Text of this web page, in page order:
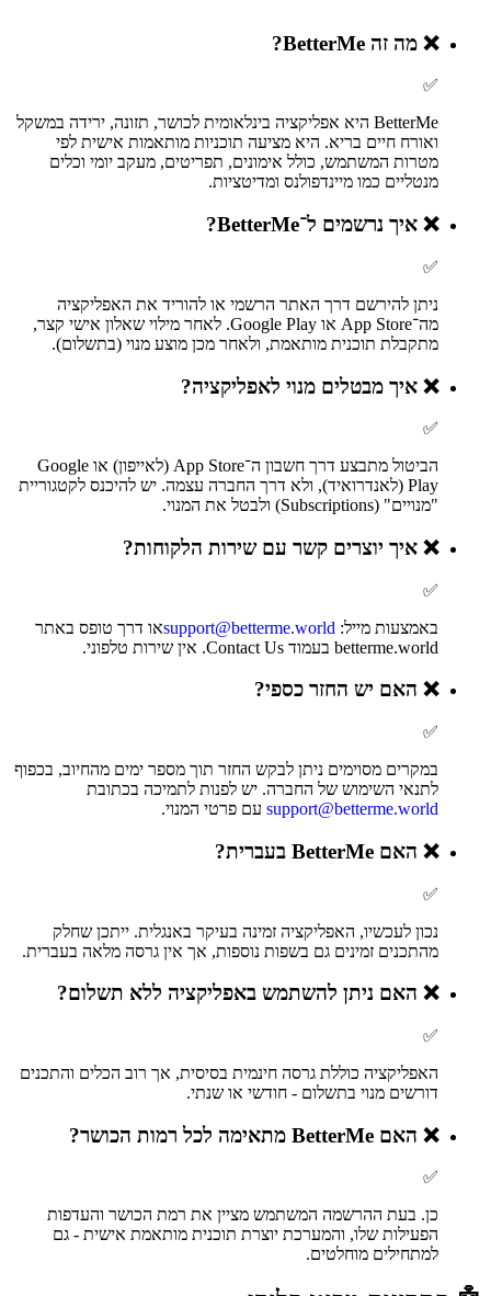
❌ מה זה BetterMe?
✅
BetterMe היא אפליקציה בינלאומית לכושר, תזונה, ירידה במשקל
ואורח חיים בריא. היא מציעה תוכניות מותאמות אישית לפי
מטרות המשתמש, כולל אימונים, תפריטים, מעקב יומי וכלים
מנטליים כמו מיינדפולנס ומדיטציות.
❌ איך נרשמים ל־BetterMe?
✅
ניתן להירשם דרך האתר הרשמי או להוריד את האפליקציה
מה־App Store או Google Play. לאחר מילוי שאלון אישי קצר,
מתקבלת תוכנית מותאמת, ולאחר מכן מוצע מנוי (בתשלום).
❌ איך מבטלים מנוי לאפליקציה?
✅
הביטול מתבצע דרך חשבון ה־App Store (לאייפון) או Google
Play (לאנדרואיד), ולא דרך החברה עצמה. יש להיכנס לקטגוריית
"מנויים" (Subscriptions) ולבטל את המנוי.
❌ איך יוצרים קשר עם שירות הלקוחות?
✅
באמצעות מייל: support@betterme.worldאו דרך טופס באתר
betterme.world בעמוד Contact Us. אין שירות טלפוני.
❌ האם יש החזר כספי?
✅
במקרים מסוימים ניתן לבקש החזר תוך מספר ימים מהחיוב, בכפוף
לתנאי השימוש של החברה. יש לפנות לתמיכה בכתובת
support@betterme.world עם פרטי המנוי.
❌ האם BetterMe בעברית?
✅
נכון לעכשיו, האפליקציה זמינה בעיקר באנגלית. ייתכן שחלק
מהתכנים זמינים גם בשפות נוספות, אך אין גרסה מלאה בעברית.
❌ האם ניתן להשתמש באפליקציה ללא תשלום?
✅
האפליקציה כוללת גרסה חינמית בסיסית, אך רוב הכלים והתכנים
דורשים מנוי בתשלום - חודשי או שנתי.
❌ האם BetterMe מתאימה לכל רמות הכושר?
✅
כן. בעת ההרשמה המשתמש מציין את רמת הכושר והעדפות
הפעילות שלו, והמערכת יוצרת תוכנית מותאמת אישית - גם
למתחילים מוחלטים.